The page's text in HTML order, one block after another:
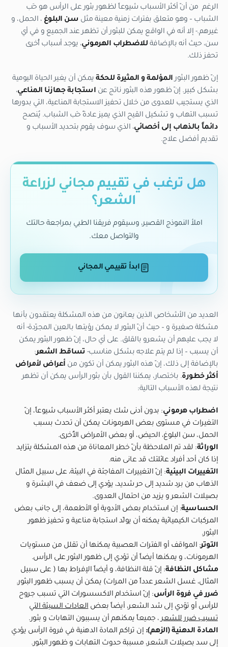
الرغم من أنّ أكثر الأسباب شيوعاً لظهور بثور على الرأس هو حَب
الشباب – وهو متعلق بفترات زمنية معينة مثل سن البلوغ ، الحمل، و
غيرهم.- إلا أنه في الواقع يمكن للبثور أن تظهر عند الجميع و في أي
سن، حيث أنه بالإضافة للاضطراب الهرموني، يوجد أسباب أُخرى
تحفز ذلك.
إنّ ظهور البثور المؤلمة و المثيرة للحكة يمكن أن يغير الحياة اليومية
بشكل كبير. إنّ ظهور هذه البثور ناتج عن استجابة جهازنا المناعي،
الذي يستجيب للعدوى من خلال تحفيز الاستجابة المناعية، التي بدورها
تسبب التهاب و تشكيل القيح الذي يميز عادةً حَب الشباب. يُنصح
دائماً بالذهاب إلى أخصائي، الذي سوف يقوم بتحديد الأسباب و
تقديم أفضل علاج.
هل ترغب في تقييم مجاني لزراعة
الشعر؟
املأ النموذج القصير، وسيقوم فريقنا الطبي بمراجعة حالتك
والتواصل معك.
ابدأ تقييمي المجاني
العديد من الأشخاص الذين يعانون من هذه المشكلة يعتقدون بأنها
مشكلة صغيرة و – حيث أنّ البثور لا يمكن رؤيتها بالعين المجرّدة- أنه
لا يجب عليهم أن يشعرو بالقلق. على أي حال، إنّ ظهور البثور يمكن
أن يسبب – إذا لم يتم علاجه بشكل مناسب- تساقط الشعر:
بالإضافة إلى ذلك، إنّ هذه البثور يمكن أن تكون من أعراض لأمراض
أكثر خطورة. باختصار، يمكننا القول بأن بثور الرأس يمكن أن تظهر
نتيجة لهذه الأسباب التالية:
اضطراب هرموني: بدون أدنى شك يعتبر أكثر الأسباب شيوعاً، إنّ
التغيرات في مستوى بعض الهرمونات يمكن أن تحدث بسبب
الحمل، سن البلوغ، الحيض، أو بعض الأمراض الأُخرى.
الوراثة: لقد تم الملاحظة بأنّ خطر المعاناة من هذه المشكلة يتزايد
إذا كان أحد أفراد عائلتك قد عانى منه.
التغييرات البيئية: إنّ التغييرات المفاجئة في البيئة، على سبيل المثال
الذهاب من برد شديد إلى حر شديد، يؤدي إلى ضعف في البشرة و
بصيلات الشعر و يزيد من احتمال العدوى.
الحساسية: إن استخدام بعض الأدوية أو الأطعمة، إلى جانب بعض
المركبات الكيميائية يمكنه أن يولّد استجابة مناعية و تحفيز ظهور
البثور.
التوتر: المواقف أو الفترات العصبية يمكنها أن تقلل من مستويات
الهرمونات، و يمكنها أيضاً أن تؤدي إلى ظهور البثور على الرأس.
مشاكل النظافة: إنّ قلة النظافة، و أيضاً الإفراط بها ( على سبيل
المثال، غسل الشعر عدداً من المرات) يمكن أن يسبب ظهور البثور.
ضرر في فروة الرأس: إنّ استخدام الاكسسورات التي تسبب جروح
للرأس أو تؤدي إلى شد الشعر، أيضاً بعضالعادات السيئة التي
تسبب ضرر للشعر، جميعاً يمكنهم أن يسببون التهابات و بثور.
المادة الدهنية (الزهم): إن تراكم المادة الدهنية في فروة الرأس يؤدي
إلى سد بصيلات الشعر، مسببة حدوث التهابات و ظهور البثور.